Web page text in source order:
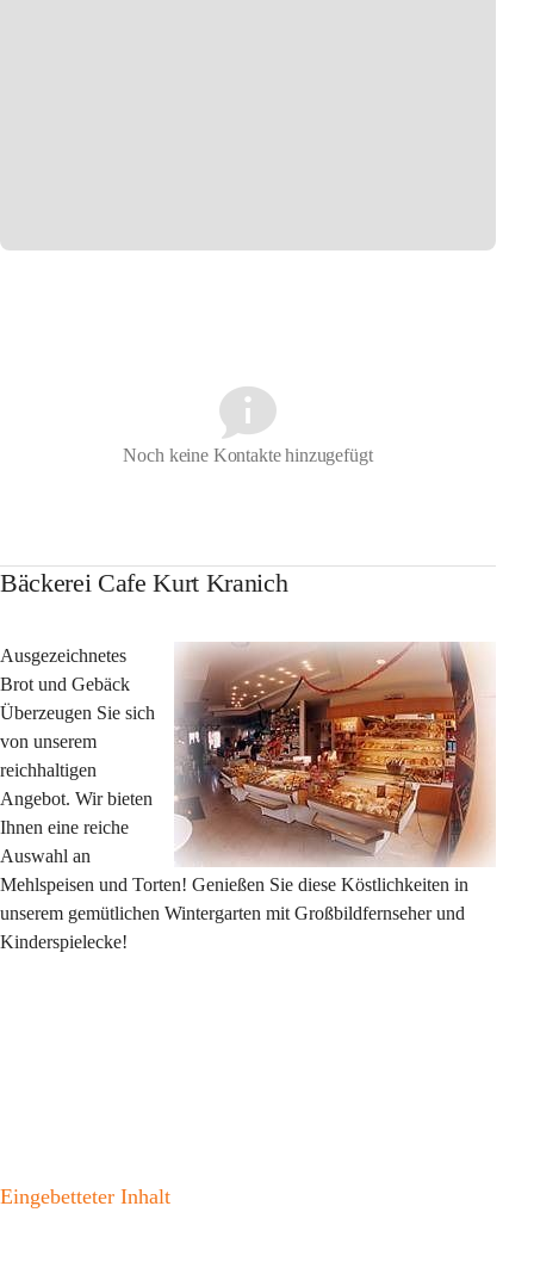
Noch keine Kontakte hinzugefügt
Bäckerei Cafe Kurt Kranich
Ausgezeichnetes
Brot und Gebäck
Überzeugen Sie sich
von unserem
reichhaltigen
Angebot. Wir bieten
Ihnen eine reiche
Auswahl an
Mehlspeisen und Torten! Genießen Sie diese Köstlichkeiten in
unserem gemütlichen Wintergarten mit Großbildfernseher und
Kinderspielecke!
Eingebetteter Inhalt